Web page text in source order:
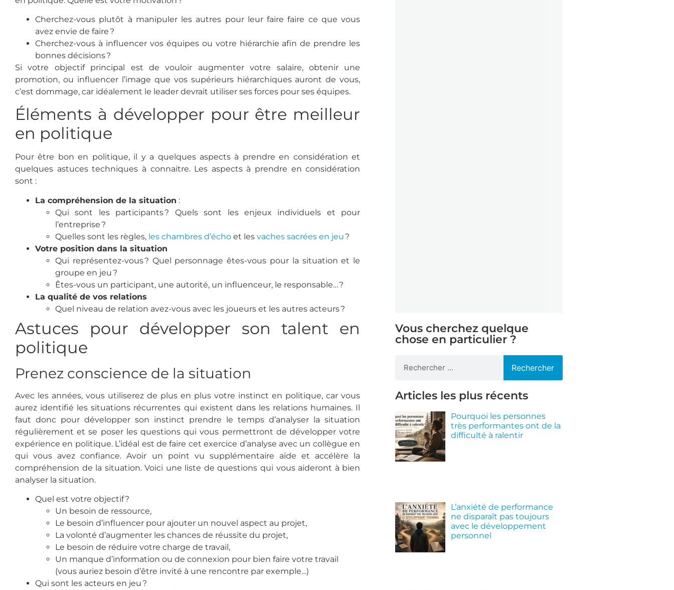
Cherchez-vous plutôt à manipuler les autres pour leur faire faire ce que vous
avez envie de faire ?
Cherchez-vous à influencer vos équipes ou votre hiérarchie afin de prendre les
bonnes décisions ?
Si votre objectif principal est de vouloir augmenter votre salaire, obtenir une
promotion, ou influencer l’image que vos supérieurs hiérarchiques auront de vous,
c’est dommage, car idéalement le leader devrait utiliser ses forces pour ses équipes.
Éléments à développer pour être meilleur
en politique
Pour être bon en politique, il y a quelques aspects à prendre en considération et
quelques astuces techniques à connaitre. Les aspects à prendre en considération
sont :
La compréhension de la situation :
Qui sont les participants ? Quels sont les enjeux individuels et pour
l’entreprise ?
Quelles sont les règles, les chambres d’écho et les vaches sacrées en jeu?
Votre position dans la situation
Qui représentez-vous ? Quel personnage êtes-vous pour la situation et le
groupe en jeu ?
Êtes-vous un participant, une autorité, un influenceur, le responsable… ?
La qualité de vos relations
Quel niveau de relation avez-vous avec les joueurs et les autres acteurs ?
Astuces pour développer son talent en
politique
Prenez conscience de la situation
Avec les années, vous utiliserez de plus en plus votre instinct en politique, car vous
aurez identifié les situations récurrentes qui existent dans les relations humaines. Il
faut donc pour développer son instinct prendre le temps d’analyser la situation
régulièrement et se poser les questions qui vous permettront de développer votre
expérience en politique. L’idéal est de faire cet exercice d’analyse avec un collègue en
qui vous avez confiance. Avoir un point vu supplémentaire aide et accélère la
compréhension de la situation.Voici une liste de questions qui vous aideront à bien
analyser la situation.
Quel est votre objectif ?
Un besoin de ressource,
Le besoin d’influencer pour ajouter un nouvel aspect au projet,
La volonté d’augmenter les chances de réussite du projet,
Le besoin de réduire votre charge de travail,
Un manque d’information ou de connexion pour bien faire votre travail
(vous auriez besoin d’être invité à une rencontre par exemple…)
Qui sont les acteurs en jeu ?
Vous cherchez quelque
chose en particulier ?
Rechercher
Articles les plus récents
Pourquoi les personnes
très performantes ont de la
difficulté à ralentir
L’anxiété de performance
ne disparaît pas toujours
avec le développement
personnel